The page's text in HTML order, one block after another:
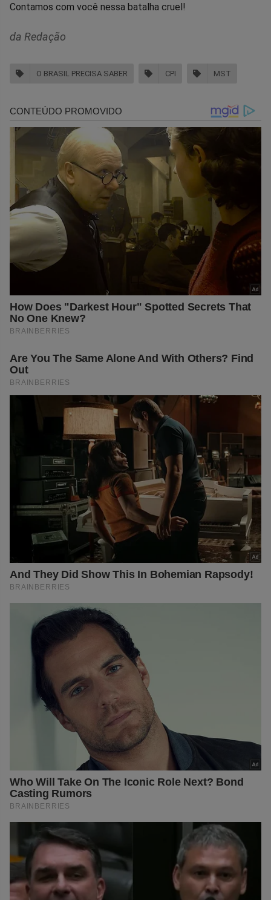
Contamos com você nessa batalha cruel!
da Redação
O BRASIL PRECISA SABER CPI MST